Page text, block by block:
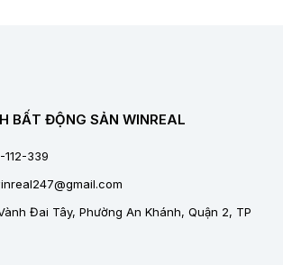
BẤT ĐỘNG SẢN WINREAL
112-339
Đai Tây, Phường An Khánh, Quận 2, TP